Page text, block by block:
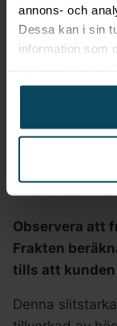
annons- och
Dessa kan i sin
information som
KÖP
Bordsskiva
Observera att
Frakten
tills att
Denna